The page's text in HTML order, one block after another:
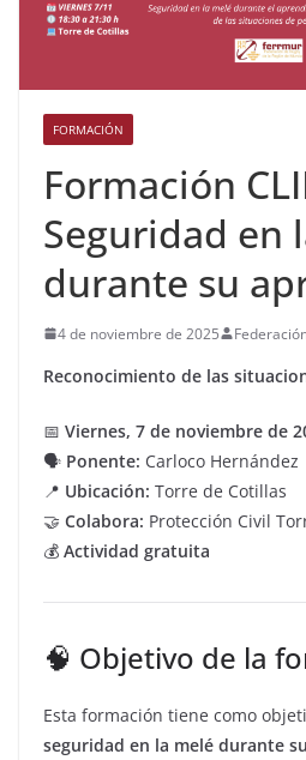
FORMACIÓN
Formación
Seguridad en
durante su
4 de noviembre de 2025
Reconocimiento de las
📅 Viernes, 7 de noviembre de
🗣️ Ponente: Carloco Hernández
📍 Ubicación: Torre de Cotillas
🤝 Colabora: Protección Civil
💰 Actividad gratuita
🧠 Objetivo de la
Esta formación tiene como
seguridad en la melé durante